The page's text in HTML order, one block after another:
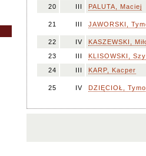
20
III PALUTA, Maciej
21 III JAWORSKI,
22 IV
KASZEWSKI,
23
III
KLISOWSKI,
24
III KARP, Kacper
25 IV DZIĘCIOŁ,